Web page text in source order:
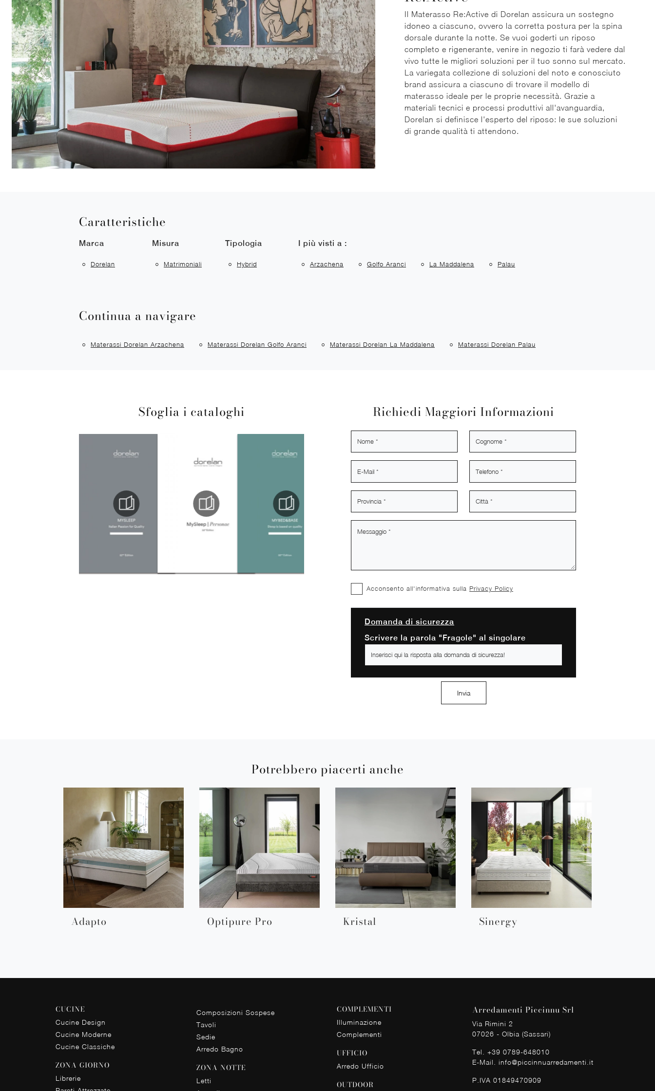
Il Materasso Re:Active di Dorelan assicura un sostegno
idoneo a ciascuno, ovvero la corretta postura per la spina
dorsale durante la notte. Se vuoi goderti un riposo
completo e rigenerante, venire in negozio ti farà vedere dal
vivo tutte le migliori soluzioni per il tuo sonno sul mercato.
La variegata collezione di soluzioni del noto e conosciuto
brand assicura a ciascuno di trovare il modello di
materasso ideale per le proprie necessità. Grazie a
materiali tecnici e processi produttivi all'avanguardia,
Dorelan si definisce l'esperto del riposo: le sue soluzioni
di grande qualità ti attendono.
Caratteristiche
Marca
Dorelan
Misura
Matrimoniali
Tipologia
Hybrid
I più visti a :
Arzachena Golfo Aranci La Maddalena Palau
Continua a navigare
Materassi Dorelan Arzachena Materassi Dorelan Golfo Aranci Materassi Dorelan La Maddalena Materassi Dorelan Palau
Sfoglia i cataloghi Richiedi Maggiori Informazioni
Acconsento all'informativa sulla Privacy Policy
Domanda di sicurezza
Scrivere la parola "Fragole" al singolare
Invia
Potrebbero piacerti anche
Adapto Optipure Pro Kristal Sinergy
CUCINE
Cucine Design
Cucine Moderne
Cucine Classiche
ZONA GIORNO
Librerie
Composizioni Sospese
Tavoli
Sedie
Arredo Bagno
ZONA NOTTE
Letti
COMPLEMENTI
Illuminazione
Complementi
UFFICIO
Arredo Ufficio
OUTDOOR
Arredamenti Piccinnu Srl
Via Rimini 2
07026 - Olbia (Sassari)
Tel. +39 0789-648010
E-Mail. info@piccinnuarredamenti.it
P.IVA 01849470909